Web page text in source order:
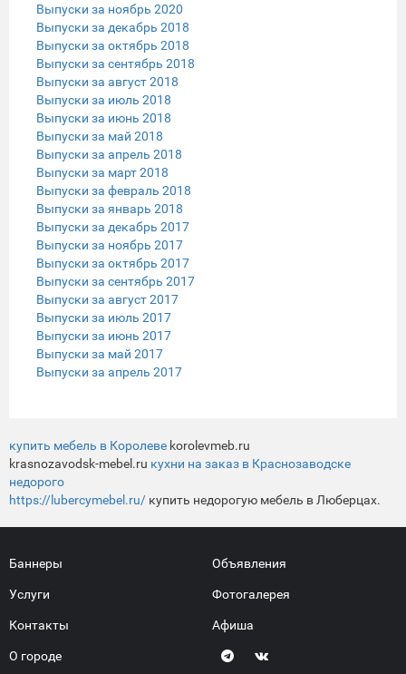
Выпуски за ноябрь 2020
Выпуски за декабрь 2018
Выпуски за октябрь 2018
Выпуски за сентябрь 2018
Выпуски за август 2018
Выпуски за июль 2018
Выпуски за июнь 2018
Выпуски за май 2018
Выпуски за апрель 2018
Выпуски за март 2018
Выпуски за февраль 2018
Выпуски за январь 2018
Выпуски за декабрь 2017
Выпуски за ноябрь 2017
Выпуски за октябрь 2017
Выпуски за сентябрь 2017
Выпуски за август 2017
Выпуски за июль 2017
Выпуски за июнь 2017
Выпуски за май 2017
Выпуски за апрель 2017
купить мебель в Королеве korolevmeb.ru
krasnozavodsk-mebel.ru кухни на заказ в Краснозаводске
недорого
https://lubercymebel.ru/ купить недорогую мебель в Люберцах.
Баннеры
Услуги
Контакты
О городе
Объявления
Фотогалерея
Афиша